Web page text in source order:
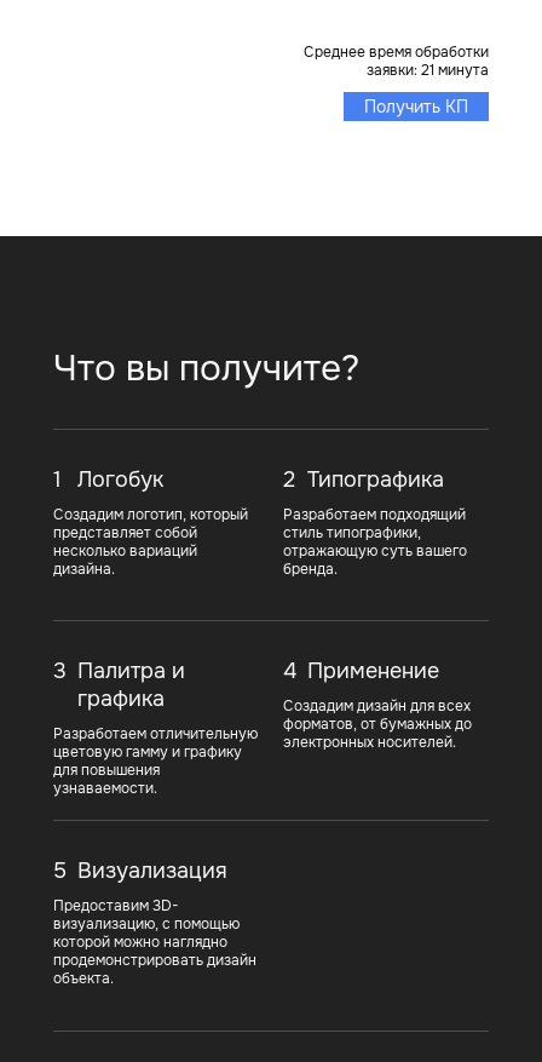
Среднее время обработки
заявки: 21 минута
Получить КП
Что вы получите?
1 Логобук
Создадим логотип, который
представляет собой
несколько вариаций
дизайна.
2 Типографика
Разработаем подходящий
стиль типографики,
отражающую суть вашего
бренда.
3 Палитра и
графика
Разработаем отличительную
цветовую гамму и графику
для повышения
узнаваемости.
4 Применение
Создадим дизайн для всех
форматов, от бумажных до
электронных носителей.
5 Визуализация
Предоставим 3D-
визуализацию, с помощью
которой можно наглядно
продемонстрировать дизайн
объекта.